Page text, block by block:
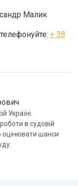
Малик
+ 38
Україні.
в судовій
оцінювати шанси